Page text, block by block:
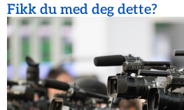
Fikk du med deg dette?